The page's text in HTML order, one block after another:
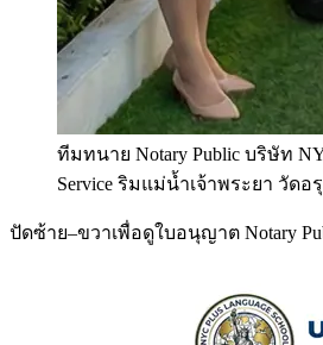
ทีมทนาย Notary Public บริษัท
Service ริมแม่น้ำเจ้าพระยา วัดอ
ปัดซ้าย–ขวาเพื่อดูใบอนุญาต Notary